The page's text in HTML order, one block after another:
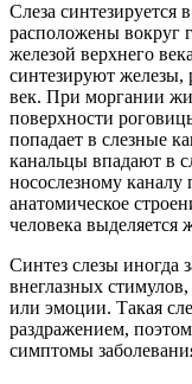
Слеза синтезируется
расположены вокруг
железой верхнего
синтезируют
век. При моргании
поверхности
попадает в слезные
канальцы впадают в
носослезному каналу
анатомическое
человека выделяется
Синтез слезы иногда
внеглазных
или эмоции. Такая
раздражением,
симптомы